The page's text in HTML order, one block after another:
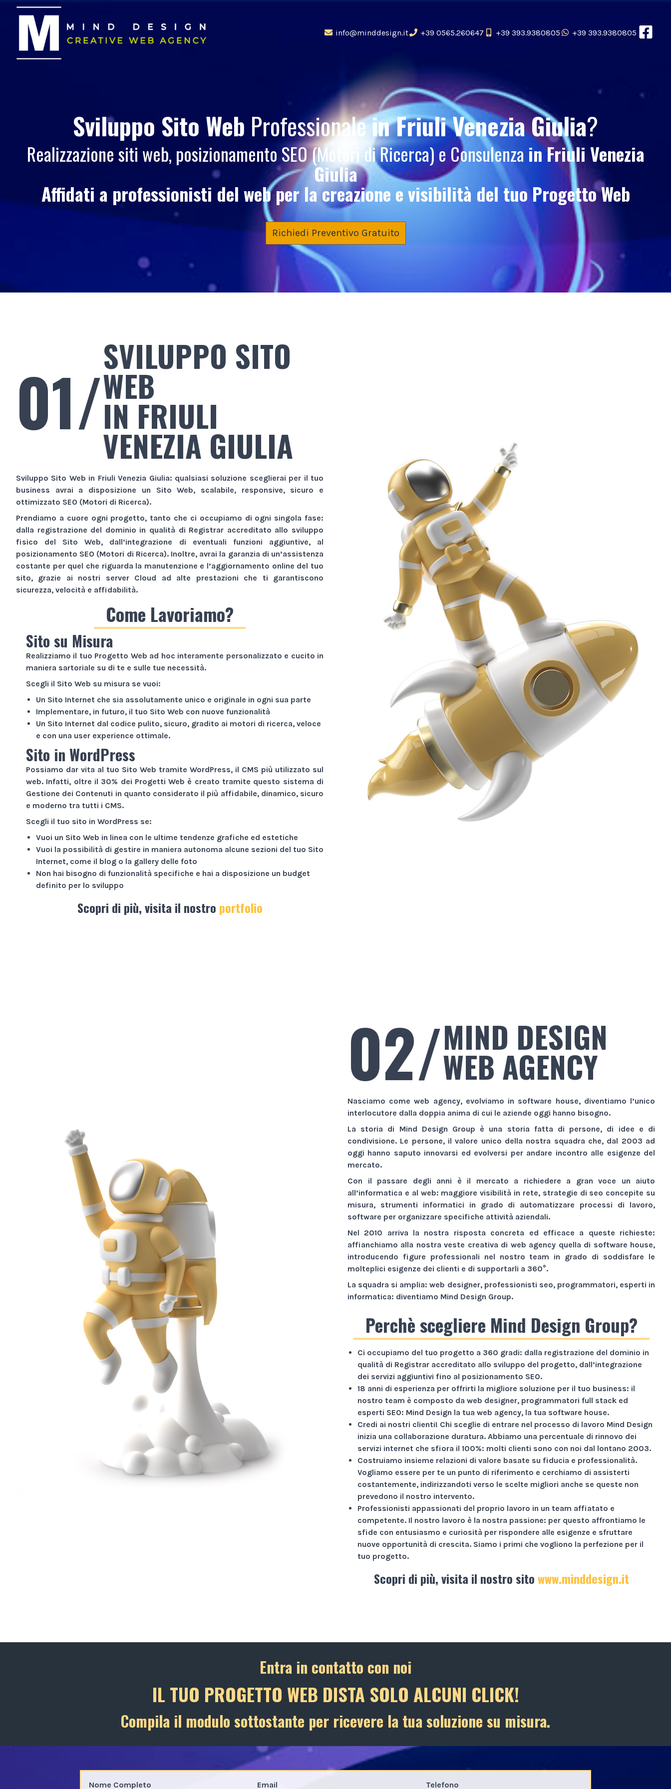
info@minddesign.it +39 0565.260647 +39 393.9380805 +39 393.9380805
Sviluppo Sito Web Professionalein Friuli Venezia Giulia?
Realizzazione siti web, posizionamento SEO (Motori di Ricerca) e Consulenza in Friuli Venezia
Giulia
Affidati a professionisti del web per la creazione e visibilità del tuoProgetto Web
Richiedi Preventivo Gratuito
01/SVILUPPO SITO
WEB
IN FRIULI
VENEZIA GIULIA
Sviluppo Sito Web in Friuli Venezia Giulia: qualsiasi soluzione sceglierai per il tuo
business avrai a disposizione un Sito Web, scalabile, responsive, sicuro e
ottimizzato SEO (Motori di Ricerca).
Prendiamo a cuore ogni progetto, tanto che ci occupiamo di ogni singola fase:
dalla registrazione del dominio in qualità di Registrar accreditato allo sviluppo
fisico del Sito Web, dall’integrazione di eventuali funzioni aggiuntive, al
posizionamento SEO (Motori di Ricerca). Inoltre, avrai la garanzia di un’assistenza
costante per quel che riguarda la manutenzione e l’aggiornamento online del tuo
sito, grazie ai nostri server Cloud ad alte prestazioni che ti garantiscono
sicurezza, velocità e affidabilità.
Come Lavoriamo?
Sito su Misura
Realizziamo il tuo Progetto Web ad hoc interamente personalizzato e cucito in
maniera sartoriale su di te e sulle tue necessità.
Scegli il Sito Web su misura se vuoi:
Un Sito Internet che sia assolutamente unico e originale in ogni sua parte
Implementare, in futuro, il tuo Sito Web con nuove funzionalità
Un Sito Internet dal codice pulito, sicuro, gradito ai motori di ricerca, veloce
e con una user experience ottimale.
Sito in WordPress
Possiamo dar vita al tuo Sito Web tramite WordPress, il CMS più utilizzato sul
web. Infatti, oltre il 30% dei Progetti Web è creato tramite questo sistema di
Gestione dei Contenuti in quanto considerato il più affidabile, dinamico, sicuro
e moderno tra tutti i CMS.
Scegli il tuo sito in WordPress se:
Vuoi un Sito Web in linea con le ultime tendenze grafiche ed estetiche
Vuoi la possibilità di gestire in maniera autonoma alcune sezioni del tuo Sito
Internet, come il blog o la gallery delle foto
Non hai bisogno di funzionalità specifiche e hai a disposizione un budget
definito per lo sviluppo
Scopri di più, visita il nostro portfolio
02/MIND DESIGN
WEB AGENCY
Nasciamo comeweb agency, evolviamo in software house, diventiamo l’unico
interlocutore dalla doppia anima di cui le aziende oggi hanno bisogno.
La storia di Mind Design Group è una storia fatta di persone, di idee e di
condivisione. Le persone, il valore unico della nostra squadra che, dal 2003 ad
oggi hanno saputo innovarsi ed evolversi per andare incontro alle esigenze del
mercato.
Con il passare degli anni è il mercato a richiedere a gran voce un aiuto
all’informatica e al web: maggiore visibilità in rete, strategie di seo concepite su
misura, strumenti informatici in grado di automatizzare processi di lavoro,
software per organizzare specifiche attività aziendali.
Nel 2010 arriva la nostra risposta concreta ed efficace a queste richieste:
affianchiamo alla nostra veste creativa di web agency quella di software house,
introducendo figure professionali nel nostro team in grado di soddisfare le
molteplici esigenze dei clienti e di supportarli a 360°.
La squadra si amplia: web designer, professionisti seo, programmatori, esperti in
informatica: diventiamo Mind Design Group.
Perchè scegliere Mind Design Group?
Ci occupiamo del tuo progetto a 360 gradi: dalla registrazione del dominio in
qualità di Registrar accreditato allo sviluppo del progetto, dall’integrazione
dei servizi aggiuntivi fino al posizionamento SEO.
18 anni di esperienza per offrirti la migliore soluzione per il tuo business: il
nostro team è composto da web designer, programmatori full stack ed
esperti SEO: Mind Design la tua web agency, la tua software house.
Credi ai nostri clienti! Chi sceglie di entrare nel processo di lavoro Mind Design
inizia una collaborazione duratura. Abbiamo una percentuale di rinnovo dei
servizi internet che sfiora il 100%: molti clienti sono con noi dal lontano 2003.
Costruiamo insieme relazioni di valore basate su fiducia e professionalità.
Vogliamo essere per te un punto di riferimento e cerchiamo di assisterti
costantemente, indirizzandoti verso le scelte migliori anche se queste non
prevedono il nostro intervento.
Professionisti appassionati del proprio lavoro in un team affiatato e
competente. Il nostro lavoro è la nostra passione: per questo affrontiamo le
sfide con entusiasmo e curiosità per rispondere alle esigenze e sfruttare
nuove opportunità di crescita. Siamo i primi che vogliono la perfezione per il
tuo progetto.
Scopri di più, visita il nostro sitowww.minddesign.it
Entra in contatto con noi
IL TUO PROGETTO WEB DISTA SOLO ALCUNI CLICK!
Compila il modulo sottostante per ricevere la tua soluzione su misura.
Nome Completo Email Telefono